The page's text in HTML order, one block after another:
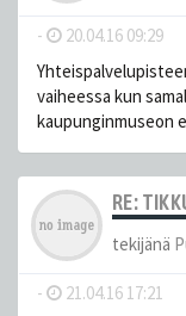
- 20.04.16 09:29
vaiheessa kun
kaupunginmuseon
RE:
tekijänä
- 21.04.16 17:21